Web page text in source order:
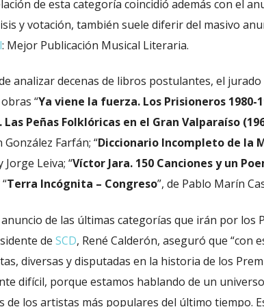
de esta categoría coincidió además con el
y votación, también suele diferir del masivo
: Mejor Publicación Musical Literaria.
analizar decenas de libros postulantes, el
“Ya viene la fuerza. Los Prisioneros 1980-
Peñas Folklóricas en el Gran Valparaíso
González Farfán; “Diccionario Incompleto de la
Jorge Leiva; “Víctor Jara. 150 Canciones y un
Terra Incógnita – Congreso”, de Pablo Marín
de las últimas categorías que irán por los
de SCD, René Calderón, aseguró que “con
diversas y disputadas en la historia de los
difícil, porque estamos hablando de un
de los artistas más populares del último tiempo.